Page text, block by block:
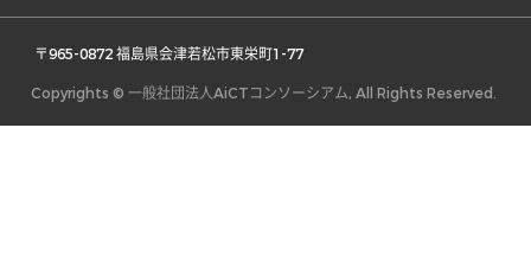
〒965-0872 福島県会津若松市東栄町1-77
Copyrights © 一般社団法人AiCTコンソーシアム, All Rights Reserved.